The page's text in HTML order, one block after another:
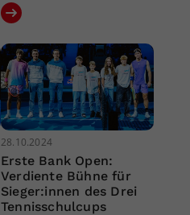
28.10.2024
Erste Bank Open:
Verdiente Bühne für
Sieger:innen des Drei
Tennisschulcups